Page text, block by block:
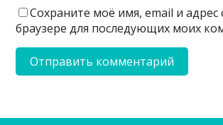
Сохраните моё имя, email и адрес
браузере для последующих моих